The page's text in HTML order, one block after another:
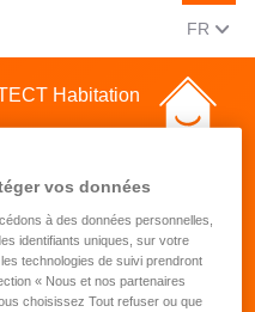
FR
Habitation
pour une
vos données
à des données personnelles,
identifiants uniques, sur votre
technologies de suivi prendront
« Nous et nos partenaires
choisissez Tout refuser ou que